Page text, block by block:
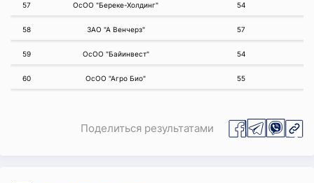
57 ОсОО "Береке-Холдинг" 54
58 ЗАО "А Венчерз" 57
59 ОсОО "Байинвест" 54
60 ОсОО "Агро Био" 55
Поделиться результатами